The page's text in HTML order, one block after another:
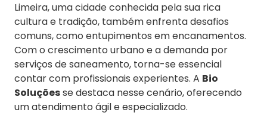
Limeira, uma cidade conhecida pela sua rica
cultura e tradição, também enfrenta desafios
comuns, como entupimentos em encanamentos.
Com o crescimento urbano e a demanda por
serviços de saneamento, torna-se essencial
contar com profissionais experientes. A Bio
Soluçõesse destaca nesse cenário, oferecendo
um atendimento ágil e especializado.